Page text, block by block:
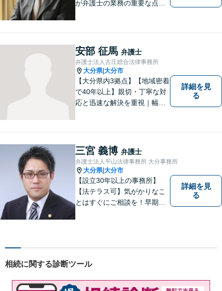
が弁護士の業務の重要な点と
安部 征馬 弁護士
弁護士法人古庄総合法律事務所
大分県|大分市
【大分県内3拠点】【地域密着
で40年以上】親切・丁寧な対
応と迅速な解決を重視｜幅広
ら最善の解決を目指します
【別府・杵築にも拠点】
詳細を見
る
三宮 義博 弁護士
弁護士法人平山法律事務所 大分事務所
大分県|大分市
【設立30年以上の事務所】
【法テラス可】気がかりなこ
とはすぐにご相談を！早期対
など幅広い問題に柔軟に対応
詳細を見
る
相続に関する診断ツール